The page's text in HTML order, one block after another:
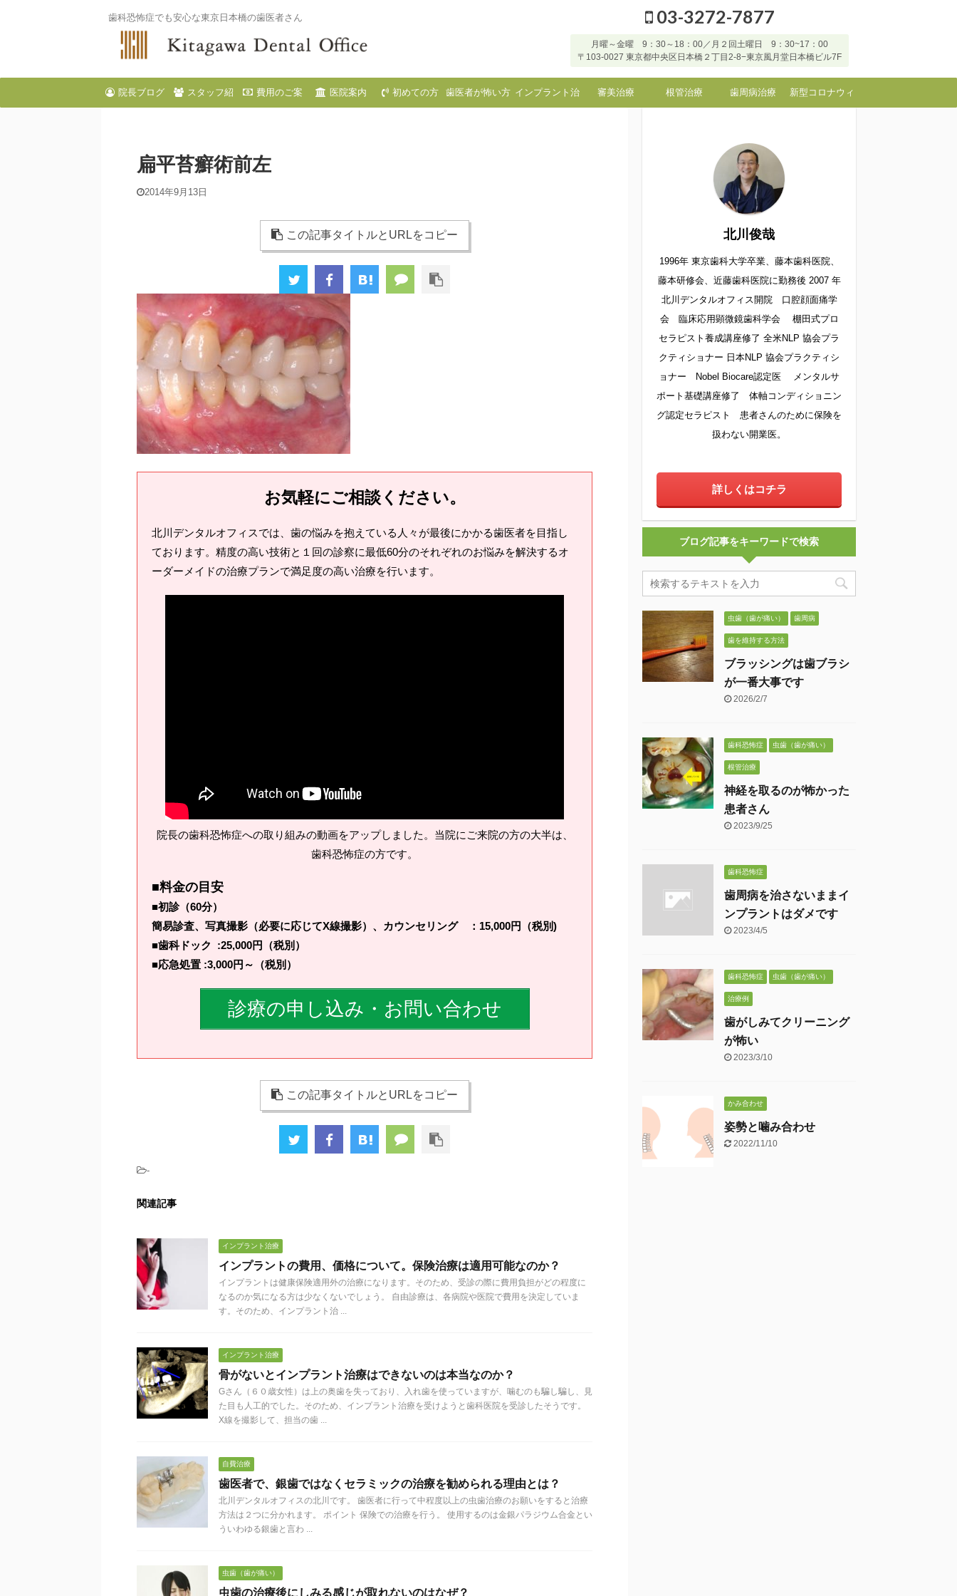
歯科恐怖症でも安心な東京日本橋の歯医者さん 03-3272-7877
月曜～金曜 9：30～18：00／月２回土曜日 9：30~17：00
〒103-0027 東京都中央区日本橋２丁目2-8−東京風月堂日本橋ビル7F
院長ブログ スタッフ紹 費用のご案 医院案内 初めての方 歯医者が怖い方 インプラント治 審美治療 根管治療 歯周病治療 新型コロナウィ
扁平苔癬術前左
2014年9月13日
この記事タイトルとURLをコピー
お気軽にご相談ください。
北川デンタルオフィスでは、歯の悩みを抱えている人々が最後にかかる歯医者を目指し
ております。精度の高い技術と１回の診察に最低60分のそれぞれのお悩みを解決するオ
ーダーメイドの治療プランで満足度の高い治療を行います。
院長の歯科恐怖症への取り組みの動画をアップしました。当院にご来院の方の大半は、
歯科恐怖症の方です。
■料金の目安
■初診（60分）
簡易診査、写真撮影（必要に応じてX線撮影）、カウンセリング ：15,000円（税別)
■歯科ドック :25,000円（税別）
■応急処置 :3,000円～（税別）
診療の申し込み・お問い合わせ
この記事タイトルとURLをコピー
-
関連記事
インプラント治療
インプラントの費用、価格について。保険治療は適用可能なのか？
インプラントは健康保険適用外の治療になります。そのため、受診の際に費用負担がどの程度に
なるのか気になる方は少なくないでしょう。 自由診療は、各病院や医院で費用を決定していま
す。そのため、インプラント治 ...
インプラント治療
骨がないとインプラント治療はできないのは本当なのか？
Gさん（６０歳女性）は上の奥歯を失っており、入れ歯を使っていますが、噛むのも騙し騙し、見
た目も人工的でした。そのため、インプラント治療を受けようと歯科医院を受診したそうです。
X線を撮影して、担当の歯 ...
自費治療
歯医者で、銀歯ではなくセラミックの治療を勧められる理由とは？
北川デンタルオフィスの北川です。 歯医者に行って中程度以上の虫歯治療のお願いをすると治療
方法は２つに分かれます。 ポイント 保険での治療を行う。 使用するのは金銀パラジウム合金とい
ういわゆる銀歯と言わ ...
虫歯（歯が痛い）
虫歯の治療後にしみる感じが取れないのはなぜ？
北川俊哉
1996年 東京歯科大学卒業、藤本歯科医院、
藤本研修会、近藤歯科医院に勤務後 2007 年
北川デンタルオフィス開院 口腔顔面痛学
会 臨床応用顕微鏡歯科学会 棚田式プロ
セラピスト養成講座修了 全米NLP 協会プラ
クティショナー 日本NLP 協会プラクティシ
ョナー Nobel Biocare認定医 メンタルサ
ポート基礎講座修了 体軸コンディショニン
グ認定セラピスト 患者さんのために保険を
扱わない開業医。
詳しくはコチラ
ブログ記事をキーワードで検索
虫歯（歯が痛い） 歯周病
歯を維持する方法
ブラッシングは歯ブラシ
が一番大事です
2026/2/7
歯科恐怖症 虫歯（歯が痛い）
根管治療
神経を取るのが怖かった
患者さん
2023/9/25
歯科恐怖症
歯周病を治さないままイ
ンプラントはダメです
2023/4/5
歯科恐怖症 虫歯（歯が痛い）
治療例
歯がしみてクリーニング
が怖い
2023/3/10
かみ合わせ
姿勢と噛み合わせ
2022/11/10